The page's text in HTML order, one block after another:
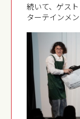
続いて、ゲス
ターテインメ